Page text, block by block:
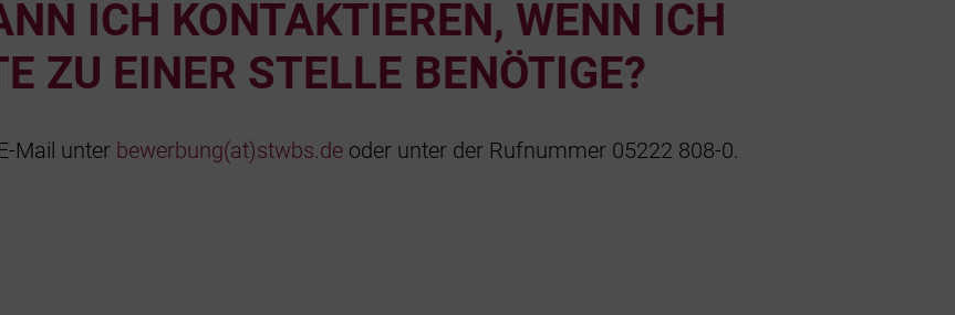
ICH KONTAKTIEREN, WENN ICH
ZU EINER STELLE BENÖTIGE?
Mail unter bewerbung(at)stwbs.de oder unter der Rufnummer 05222 808-0.